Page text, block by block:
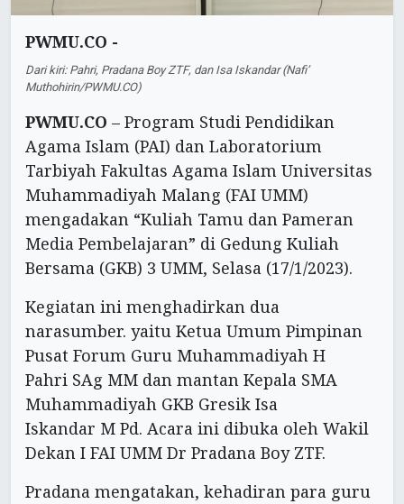
PWMU.CO -
Dari kiri: Pahri, Pradana Boy ZTF, dan Isa Iskandar (Nafi’
Muthohirin/PWMU.CO)
PWMU.CO – Program Studi Pendidikan
Agama Islam (PAI) dan Laboratorium
Tarbiyah Fakultas Agama Islam Universitas
Muhammadiyah Malang (FAI UMM)
mengadakan “Kuliah Tamu dan Pameran
Media Pembelajaran” di Gedung Kuliah
Bersama (GKB) 3 UMM, Selasa (17/1/2023).
Kegiatan ini menghadirkan dua
narasumber. yaitu Ketua Umum Pimpinan
Pusat Forum Guru Muhammadiyah H
Pahri SAg MM dan mantan Kepala SMA
Muhammadiyah GKB Gresik Isa
Iskandar M Pd. Acara ini dibuka oleh Wakil
Dekan I FAI UMM Dr Pradana Boy ZTF.
Pradana mengatakan, kehadiran para guru